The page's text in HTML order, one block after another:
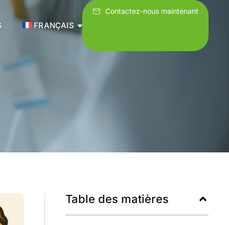
FRANÇAIS
Contactez-nous maintenant
Table des matières